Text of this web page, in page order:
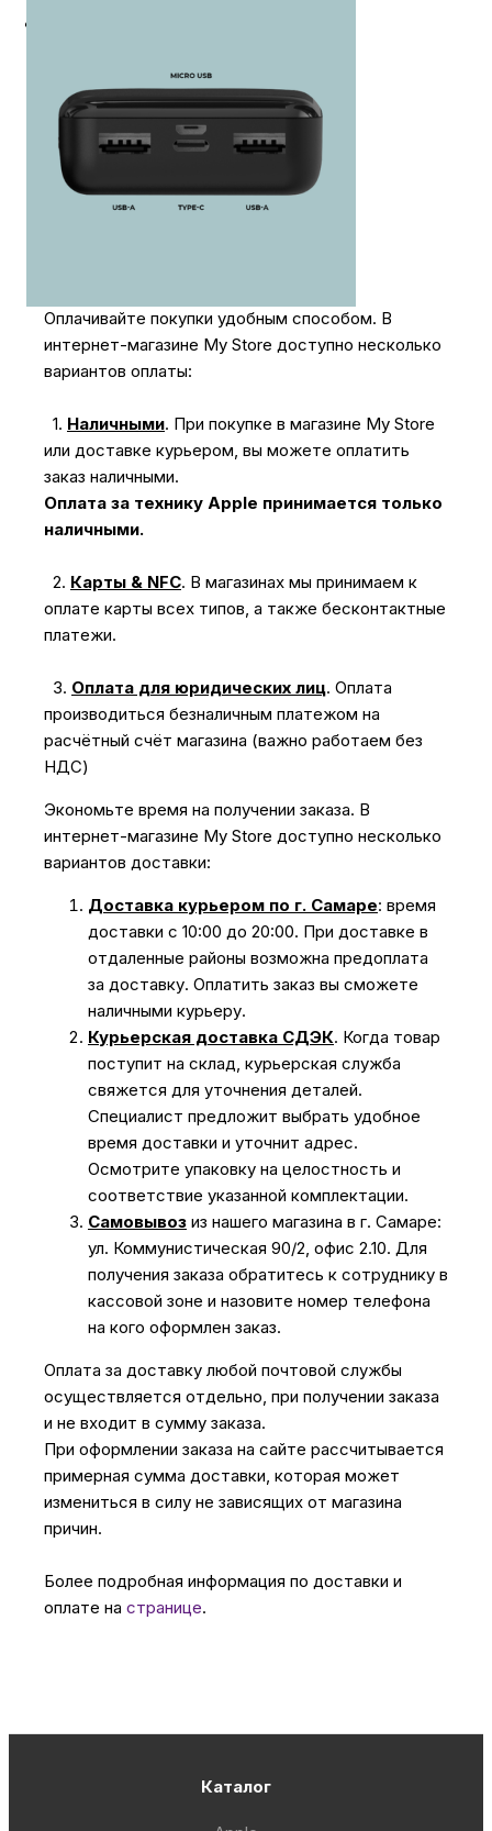
Оплачивайте покупки удобным способом. В
интернет-магазине My Store доступно несколько
вариантов оплаты:
1. Наличными. При покупке в магазине My Store
или доставке курьером, вы можете оплатить
заказ наличными.
Оплата за технику Apple принимается только
наличными.
2. Карты & NFC. В магазинах мы принимаем к
оплате карты всех типов, а также бесконтактные
платежи.
3. Оплата для юридических лиц. Оплата
производиться безналичным платежом на
расчётный счёт магазина (важно работаем без
НДС)
Экономьте время на получении заказа. В
интернет-магазине My Store доступно несколько
вариантов доставки:
Доставка курьером по г. Самаре: время
доставки с 10:00 до 20:00. При доставке в
отдаленные районы возможна предоплата
за доставку. Оплатить заказ вы сможете
наличными курьеру.
Курьерская доставка СДЭК. Когда товар
поступит на склад, курьерская служба
свяжется для уточнения деталей.
Специалист предложит выбрать удобное
время доставки и уточнит адрес.
Осмотрите упаковку на целостность и
соответствие указанной комплектации.
Самовывоз из нашего магазина в г. Самаре:
ул. Коммунистическая 90/2, офис 2.10. Для
получения заказа обратитесь к сотруднику в
кассовой зоне и назовите номер телефона
на кого оформлен заказ.
Оплата за доставку любой почтовой службы
осуществляется отдельно, при получении заказа
и не входит в сумму заказа.
При оформлении заказа на сайте рассчитывается
примерная сумма доставки, которая может
измениться в силу не зависящих от магазина
причин.
Более подробная информация по доставки и
оплате на странице.
Каталог